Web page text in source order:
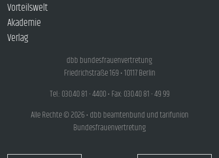
Vorteilswelt
Akademie
Verlag
dbb bundesfrauenvertretung
Friedrichstraße 169 • 10117 Berlin
Tel.: 030.40 81 - 4400 • Fax: 030.40 81 - 49 99
Alle Rechte © 2026 • dbb beamtenbund und tarifunion
Bundesfrauenvertretung